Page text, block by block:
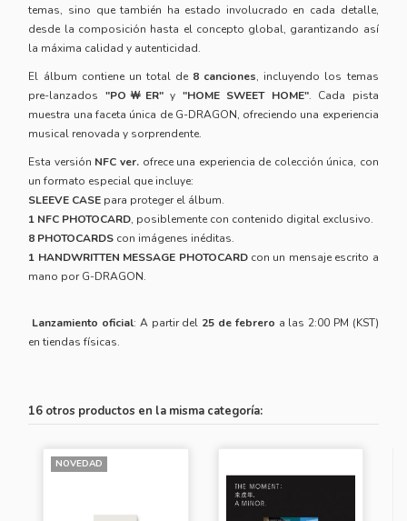
temas, sino que también ha estado involucrado en cada detalle,
desde la composición hasta el concepto global, garantizando así
la máxima calidad y autenticidad.
El álbum contiene un total de 8 canciones, incluyendo los temas
pre-lanzados "PO￦ER"y "HOME SWEET HOME". Cada pista
muestra una faceta única de G-DRAGON, ofreciendo una experiencia
musical renovada y sorprendente.
Esta versión NFC ver.ofrece una experiencia de colección única, con
un formato especial que incluye:
SLEEVE CASE para proteger el álbum.
1 NFC PHOTOCARD, posiblemente con contenido digital exclusivo.
8 PHOTOCARDS con imágenes inéditas.
1 HANDWRITTEN MESSAGE PHOTOCARDcon un mensaje escrito a
mano por G-DRAGON.
Lanzamiento oficial: A partir del 25 de febrero a las 2:00 PM (KST)
en tiendas físicas.
16 otros productos en la misma categoría:
NOVEDAD